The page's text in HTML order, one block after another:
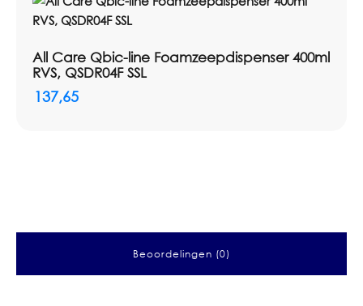
All Care Qbic-line Foamzeepdispenser 400ml
RVS, QSDR04F SSL
137,65
Beoordelingen (0)